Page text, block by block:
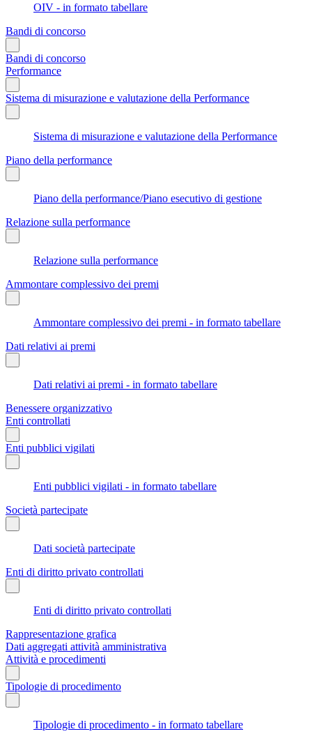
OIV - in formato tabellare
Bandi di concorso
Bandi di concorso
Performance
Sistema di misurazione e valutazione della Performance
Sistema di misurazione e valutazione della Performance
Piano della performance
Piano della performance/Piano esecutivo di gestione
Relazione sulla performance
Relazione sulla performance
Ammontare complessivo dei premi
Ammontare complessivo dei premi - in formato tabellare
Dati relativi ai premi
Dati relativi ai premi - in formato tabellare
Benessere organizzativo
Enti controllati
Enti pubblici vigilati
Enti pubblici vigilati - in formato tabellare
Società partecipate
Dati società partecipate
Enti di diritto privato controllati
Enti di diritto privato controllati
Rappresentazione grafica
Dati aggregati attività amministrativa
Attività e procedimenti
Tipologie di procedimento
Tipologie di procedimento - in formato tabellare